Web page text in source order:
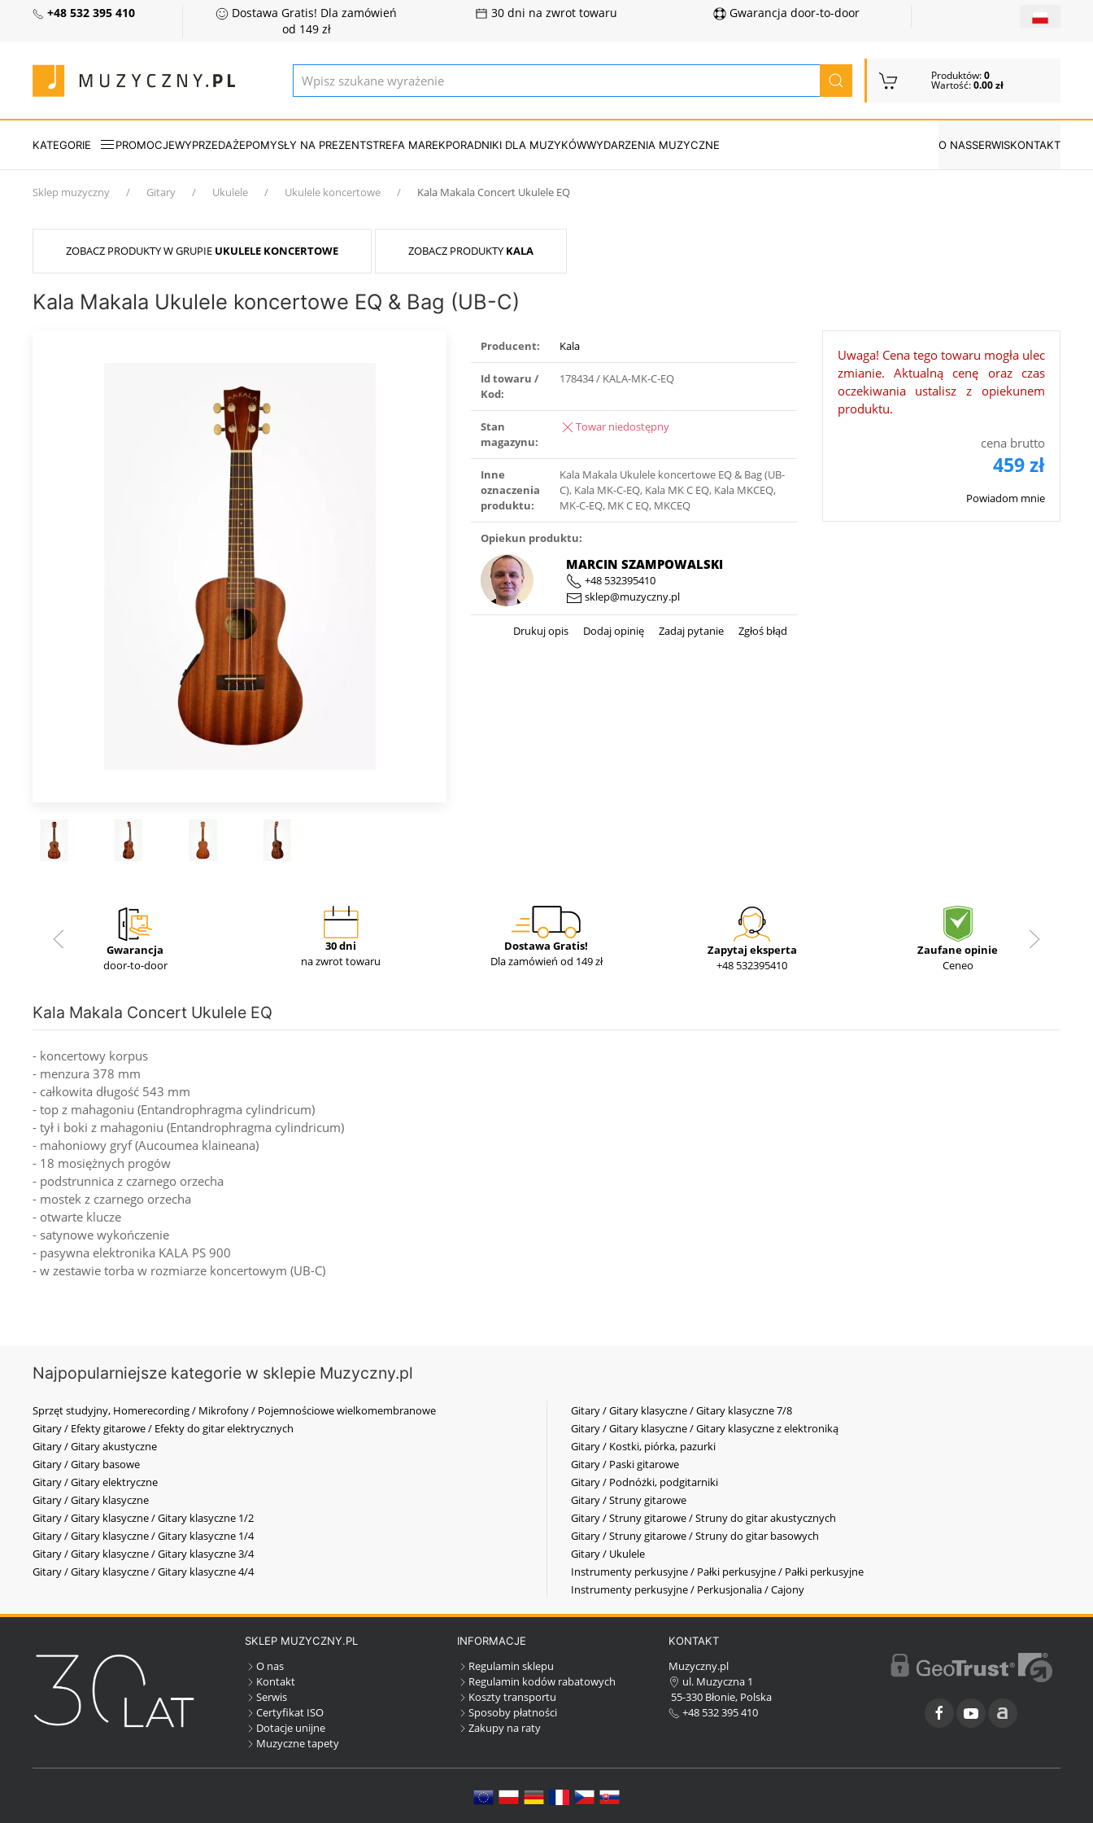
+48 532 395 410
Dostawa Gratis! Dla zamówień
od 149 zł
30 dni na zwrot towaru Gwarancja door-to-door
Produktów:0
Wartość:0.00 zł
KATEGORIE PROMOCJEWYPRZEDAŻEPOMYSŁY NA PREZENTSTREFA MAREKPORADNIKI DLA MUZYKÓWWYDARZENIA MUZYCZNE O NASSERWISKONTAKT
Sklep muzyczny Gitary Ukulele Ukulele koncertowe Kala Makala Concert Ukulele EQ
ZOBACZ PRODUKTY W GRUPIE UKULELE KONCERTOWE ZOBACZ PRODUKTY KALA
Kala Makala Ukulele koncertowe EQ & Bag (UB-C)
Producent: Kala
Id towaru /
Kod:
178434 / KALA-MK-C-EQ
Stan
magazynu:
Towar niedostępny
Inne
oznaczenia
produktu:
Kala Makala Ukulele koncertowe EQ & Bag (UB-
C), Kala MK-C-EQ, Kala MK C EQ, Kala MKCEQ,
MK-C-EQ, MK C EQ, MKCEQ
Opiekun produktu:
MARCIN SZAMPOWALSKI
+48 532395410
sklep@muzyczny.pl
Drukuj opis Dodaj opinię Zadaj pytanie Zgłoś błąd
Uwaga! Cena tego towaru mogła ulec
zmianie. Aktualną cenę oraz czas
oczekiwania ustalisz z opiekunem
produktu.
cena brutto
459 zł
Powiadom mnie
Gwarancja
door-to-door
30 dni
na zwrot towaru
Dostawa Gratis!
Dla zamówień od 149 zł
Zapytaj eksperta
+48 532395410
Zaufane opinie
Ceneo
Kala Makala Concert Ukulele EQ
- koncertowy korpus
- menzura 378 mm
- całkowita długość 543 mm
- top z mahagoniu (Entandrophragma cylindricum)
- tył i boki z mahagoniu (Entandrophragma cylindricum)
- mahoniowy gryf (Aucoumea klaineana)
- 18 mosiężnych progów
- podstrunnica z czarnego orzecha
- mostek z czarnego orzecha
- otwarte klucze
- satynowe wykończenie
- pasywna elektronika KALA PS 900
- w zestawie torba w rozmiarze koncertowym (UB-C)
Najpopularniejsze kategorie w sklepie Muzyczny.pl
Sprzęt studyjny, Homerecording / Mikrofony / Pojemnościowe wielkomembranowe
Gitary / Efekty gitarowe / Efekty do gitar elektrycznych
Gitary / Gitary akustyczne
Gitary / Gitary basowe
Gitary / Gitary elektryczne
Gitary / Gitary klasyczne
Gitary / Gitary klasyczne / Gitary klasyczne 1/2
Gitary / Gitary klasyczne / Gitary klasyczne 1/4
Gitary / Gitary klasyczne / Gitary klasyczne 3/4
Gitary / Gitary klasyczne / Gitary klasyczne 4/4
Gitary / Gitary klasyczne / Gitary klasyczne 7/8
Gitary / Gitary klasyczne / Gitary klasyczne z elektroniką
Gitary / Kostki, piórka, pazurki
Gitary / Paski gitarowe
Gitary / Podnóżki, podgitarniki
Gitary / Struny gitarowe
Gitary / Struny gitarowe / Struny do gitar akustycznych
Gitary / Struny gitarowe / Struny do gitar basowych
Gitary / Ukulele
Instrumenty perkusyjne / Pałki perkusyjne / Pałki perkusyjne
Instrumenty perkusyjne / Perkusjonalia / Cajony
SKLEP MUZYCZNY.PL
O nas
Kontakt
Serwis
Certyfikat ISO
Dotacje unijne
Muzyczne tapety
INFORMACJE
Regulamin sklepu
Regulamin kodów rabatowych
Koszty transportu
Sposoby płatności
Zakupy na raty
KONTAKT
Muzyczny.pl
ul. Muzyczna 1
55-330 Błonie, Polska
+48 532 395 410